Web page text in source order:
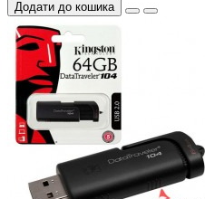
Додати до кошика